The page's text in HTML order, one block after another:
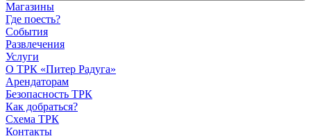
Магазины
Где поесть?
События
Развлечения
Услуги
О ТРК «Питер Радуга»
Арендаторам
Безопасность ТРК
Как добраться?
Схема ТРК
Контакты